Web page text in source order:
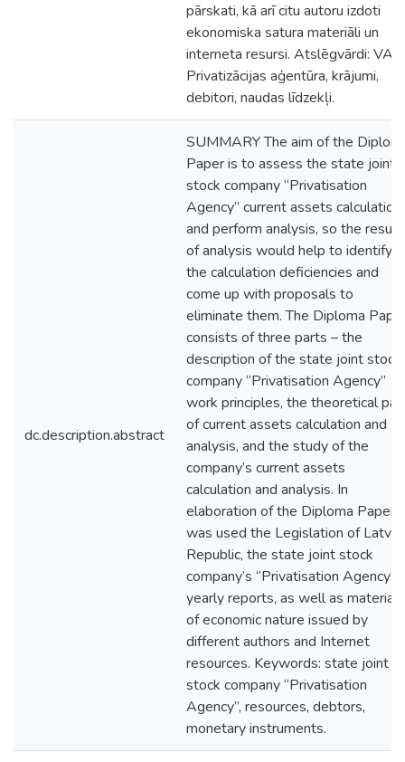
pārskati, kā arī citu autoru izdoti
ekonomiska satura materiāli un
interneta resursi. Atslēgvārdi: VAS
Privatizācijas aģentūra, krājumi,
debitori, naudas līdzekļi.
dc.description.abstract
SUMMARY The aim of the
Paper is to assess the state joint
stock company “Privatisation
Agency” current assets calculation
and perform analysis, so the result
of analysis would help to identify
the calculation deficiencies and
come up with proposals to
eliminate them. The Diploma
consists of three parts – the
description of the state joint stock
company “Privatisation Agency”
work principles, the theoretical
of current assets calculation and
analysis, and the study of the
company’s current assets
calculation and analysis. In
elaboration of the Diploma Paper
was used the Legislation of
Republic, the state joint stock
company’s “Privatisation Agency”
yearly reports, as well as materials
of economic nature issued by
different authors and Internet
resources. Keywords: state joint
stock company “Privatisation
Agency”, resources, debtors,
monetary instruments.